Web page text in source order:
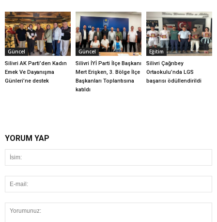
Güncel
Silivri AK Parti’den Kadın
Emek Ve Dayanışma
Günleri’ne destek
Güncel
Silivri İYİ Parti İlçe Başkanı
Mert Erişken, 3. Bölge İlçe
Başkanları Toplantısına
katıldı
Eğitim
Silivri Çağrıbey
Ortaokulu’nda LGS
başarısı ödüllendirildi
YORUM YAP